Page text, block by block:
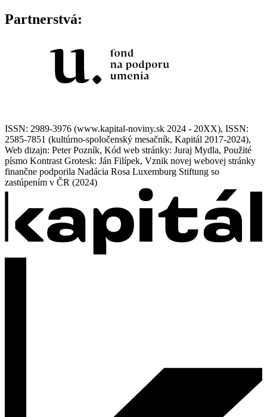
Partnerstvá:
ISSN: 2989-3976 (www.kapital-noviny.sk 2024 - 20XX), ISSN:
2585-7851 (kultúrno-spoločenský mesačník, Kapitál 2017-2024),
Web dizajn: Peter Pozník, Kód web stránky: Juraj Mydla, Použité
písmo Kontrast Grotesk: Ján Filípek, Vznik novej webovej stránky
finančne podporila Nadácia Rosa Luxemburg Stiftung so
zastúpením v ČR (2024)